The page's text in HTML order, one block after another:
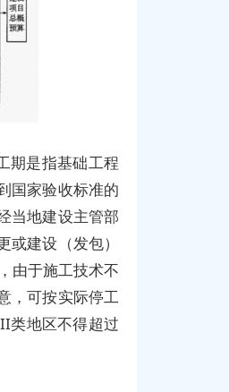
期是指基础工程
国家验收标准的
当地建设主管部
建设（发包）
由于施工技术不
，可按实际停工
类地区不得超过